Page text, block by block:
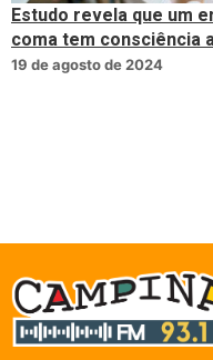
Estudo revela que um
coma tem consciência
19 de agosto de 2024